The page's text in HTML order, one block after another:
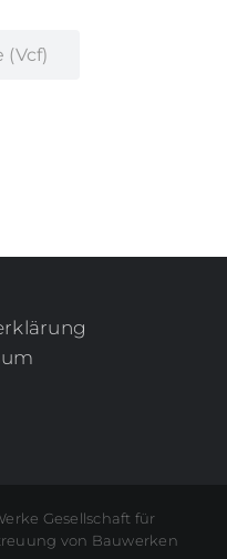
(vcf)
Gesellschaft für
von Bauwerken